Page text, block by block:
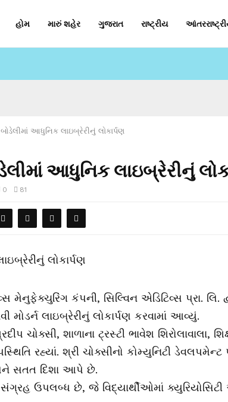
હોમ મારું શહેર ગુજરાત રાષ્ટ્રીય
બોડેલીમાં આધુનિક લાઇબ્રેરીનું લોકાર્પણ
આધુનિક લાઇબ્રેરીનું
0 81
લોકાર્પણ
કંપની, સિલ્વિન એડિટિવ્સ પ્રા. લિ.
લાઇબ્રેરીનું લોકાર્પણ કરવામાં આવ્યું.
ચોક્સી, શાળાના ટ્રસ્ટી ભાવેશ શિરોલાવાલા,
રહ્યાં. શ્રી ચોક્સીનો કોમ્યુનિટી ડેવલપમેન્ટ
સતત દિશા આપે છે.
ઉપલબ્ધ છે, જે વિદ્યાર્થીઓમાં